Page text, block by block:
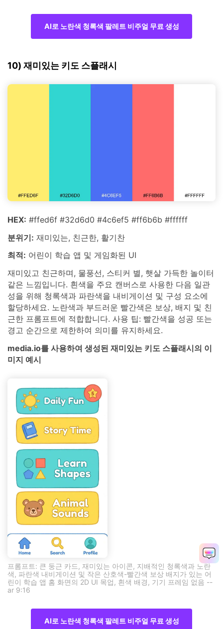
AI로 노란색 청록색 팔레트 비주얼 무료 생성
10) 재미있는 키도 스플래시
HEX: #ffed6f #32d6d0 #4c6ef5 #ff6b6b #ffffff
분위기: 재미있는, 친근한, 활기찬
최적: 어린이 학습 앱 및 게임화된 UI
재미있고 친근하며, 물풍선, 스티커 별, 햇살 가득한 놀이터
같은 느낌입니다. 흰색을 주요 캔버스로 사용한 다음 일관
성을 위해 청록색과 파란색을 내비게이션 및 구성 요소에
할당하세요. 노란색과 부드러운 빨간색은 보상, 배지 및 친
근한 프롬프트에 적합합니다. 사용 팁: 빨간색을 성공 또는
경고 순간으로 제한하여 의미를 유지하세요.
media.io를 사용하여 생성된 재미있는 키도 스플래시의 이
미지 예시
프롬프트: 큰 둥근 카드, 재미있는 아이콘, 지배적인 청록색과 노란
색, 파란색 내비게이션 및 작은 산호색-빨간색 보상 배지가 있는 어
린이 학습 앱 홈 화면의 2D UI 목업, 흰색 배경, 기기 프레임 없음 --
ar 9:16
AI로 노란색 청록색 팔레트 비주얼 무료 생성